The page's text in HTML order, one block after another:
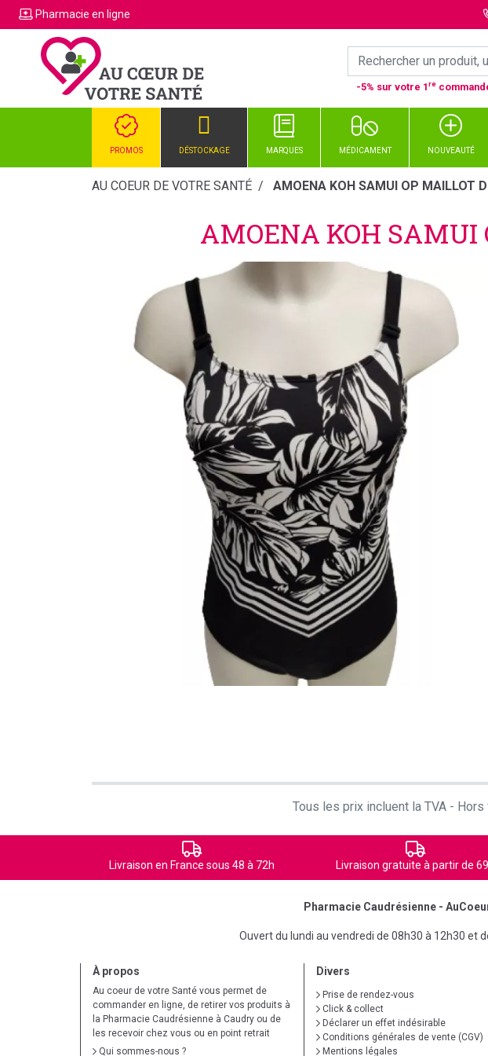
Pharmacie en ligne
-5% sur votre 1re
PROMOS DÉSTOCKAGE MARQUES MÉDICAMENT NOUVEAUTÉ
AU COEUR DE VOTRE SANTÉ AMOENA KOH SAMUI OP MAILLOT
AMOENA KOH SAMUI
Tous les prix incluent la TVA -
Livraison en France sous 48 à 72h Livraison gratuite à partir de
Pharmacie Caudrésienne -
Ouvert du lundi au vendredi de 08h30 à 12h30 et
À propos
Au coeur de votre Santé vous permet de
commander en ligne, de retirer vos produits à
la Pharmacie Caudrésienne à Caudry ou de
les recevoir chez vous ou en point retrait
Qui sommes-nous ?
Divers
Prise de rendez-vous
Click & collect
Déclarer un effet indésirable
Conditions générales de vente (CGV)
Mentions légales